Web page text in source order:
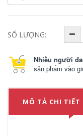
SỐ LƯỢNG:
Nhiều người
sản phẩm vào
MÔ TẢ CHI TIẾT